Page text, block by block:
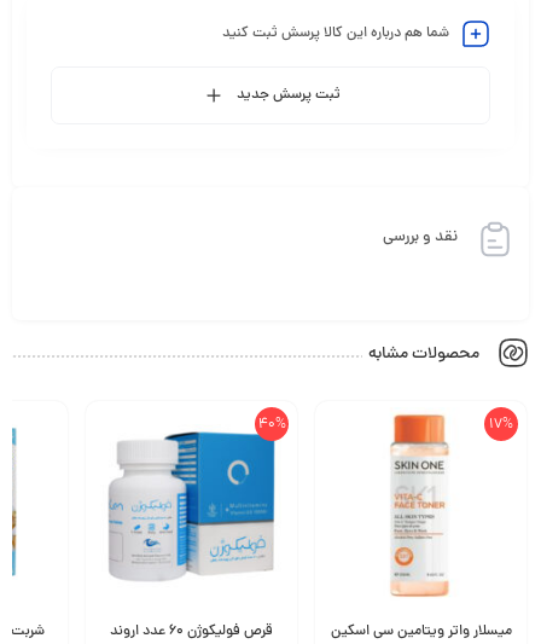
شما هم درباره این کالا پرسش ثبت کنید
ثبت پرسش جدید
نقد و بررسی
محصولات مشابه
17%
میسلار واتر ویتامین سی اسکین
40%
قرص فولیکوژن 60 عدد اروند